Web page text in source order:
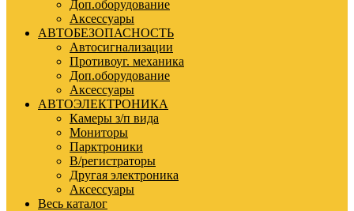
Доп.оборудование
Аксессуары
АВТОБЕЗОПАСНОСТЬ
Автосигнализации
Противоуг. механика
Доп.оборудование
Аксессуары
АВТОЭЛЕКТРОНИКА
Камеры з/п вида
Мониторы
Парктроники
В/регистраторы
Другая электроника
Аксессуары
Весь каталог